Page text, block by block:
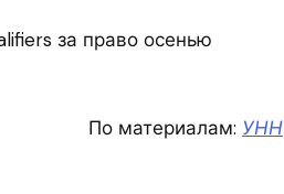
за право осенью
По материалам: УНН